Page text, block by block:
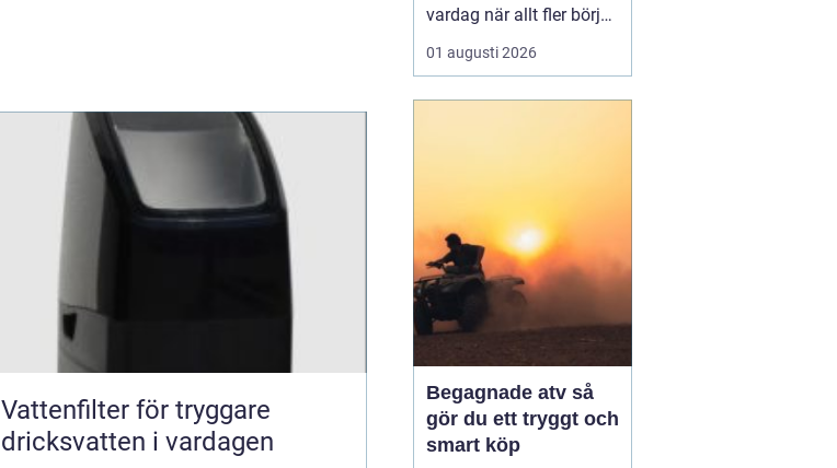
Vattenfilter för tryggare
dricksvatten i vardagen
vardag när allt fler börjar
fundera på kvaliteten på
vattnet som kommer ur
hårt vat...
01 augusti 2026
Begagnade atv så
gör du ett tryggt och
smart köp